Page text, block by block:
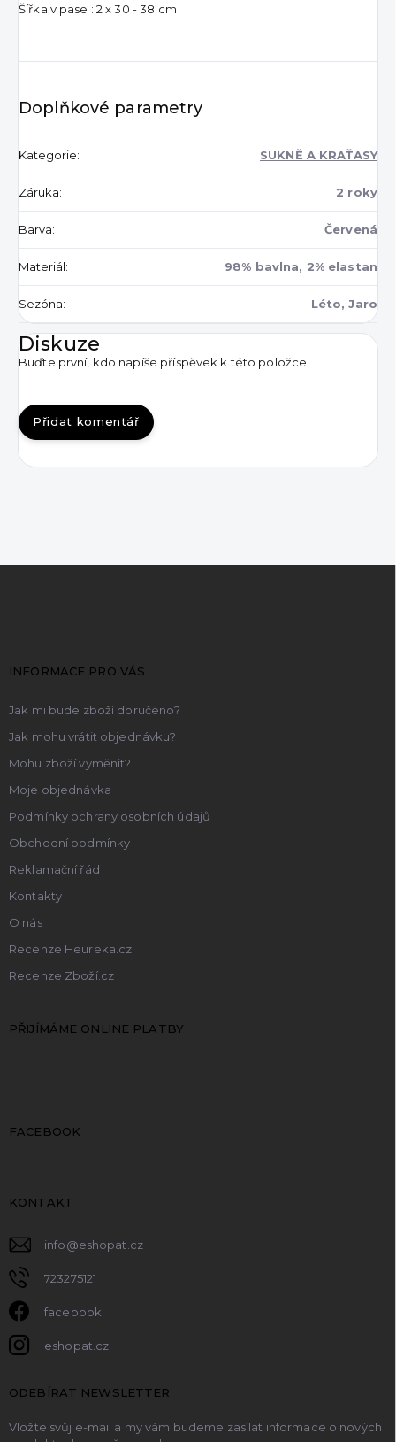
Šířka v pase : 2 x 30 - 38 cm
Doplňkové parametry
Kategorie: SUKNĚ A KRAŤASY
Záruka: 2 roky
Barva: Červená
Materiál: 98% bavlna, 2% elastan
Sezóna: Léto, Jaro
Diskuze
Buďte první, kdo napíše příspěvek k této položce.
Přidat komentář
INFORMACE PRO VÁS
Jak mi bude zboží doručeno?
Jak mohu vrátit objednávku?
Mohu zboží vyměnit?
Moje objednávka
Podmínky ochrany osobních údajů
Obchodní podmínky
Reklamační řád
Kontakty
O nás
Recenze Heureka.cz
Recenze Zboží.cz
PŘIJÍMÁME ONLINE PLATBY
FACEBOOK
KONTAKT
info@eshopat.cz
723275121
facebook
eshopat.cz
ODEBÍRAT NEWSLETTER
Vložte svůj e-mail a my vám budeme zasílat informace o nových